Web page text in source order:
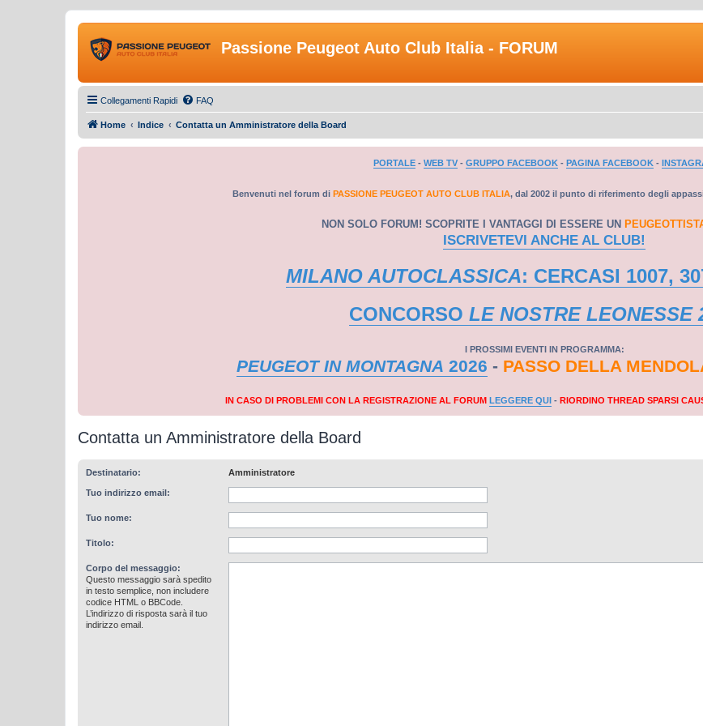
Passione Peugeot Auto Club Italia - FORUM
Collegamenti Rapidi FAQ
Home Indice Contatta un Amministratore della Board
PORTALE - WEB TV - GRUPPO FACEBOOK - PAGINA FACEBOOK -
Benvenuti nel forum di PASSIONE PEUGEOT AUTO CLUB ITALIA, dal 2002 il punto di riferimento degli
NON SOLO FORUM! SCOPRITE I VANTAGGI DI ESSERE UN
ISCRIVETEVI ANCHE AL CLUB!
MILANO AUTOCLASSICA: CERCASI 1007,
CONCORSO LE NOSTRE LEONESSE
I PROSSIMI EVENTI IN PROGRAMMA:
PEUGEOT IN MONTAGNA 2026 - PASSO DELLA
IN CASO DI PROBLEMI CON LA REGISTRAZIONE AL FORUM LEGGERE QUI - RIORDINO THREAD SPARSI
Contatta un Amministratore della Board
Destinatario: Amministratore
Tuo indirizzo email:
Tuo nome:
Titolo:
Corpo del messaggio:
Questo messaggio sarà spedito
in testo semplice, non includere
codice HTML o BBCode.
L’indirizzo di risposta sarà il tuo
indirizzo email.